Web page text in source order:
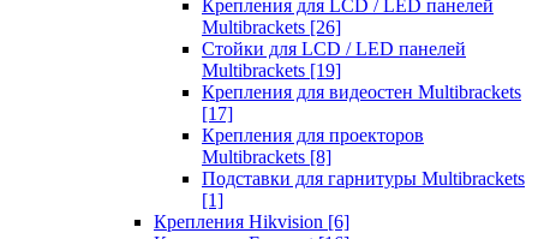
Крепления для LCD / LED панелей
Multibrackets [26]
Стойки для LCD / LED панелей
Multibrackets [19]
Крепления для видеостен Multibrackets
[17]
Крепления для проекторов
Multibrackets [8]
Подставки для гарнитуры Multibrackets
[1]
Крепления Hikvision [6]